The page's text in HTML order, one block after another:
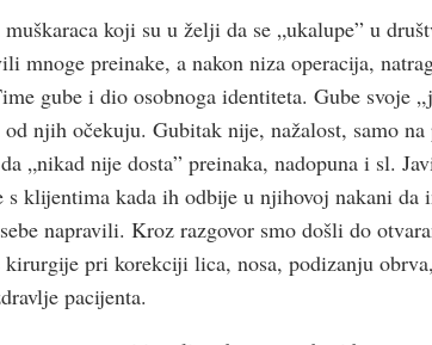
koji su u želji da se „ukalupe” u
mnoge preinake, a nakon niza operacija,
gube i dio osobnoga identiteta. Gube svoje
njih očekuju. Gubitak nije, nažalost, samo
„nikad nije dosta” preinaka, nadopuna i sl.
s klijentima kada ih odbije u njihovoj nakani da
napravili. Kroz razgovor smo došli do
kirurgije pri korekciji lica, nosa, podizanju
pacijenta.